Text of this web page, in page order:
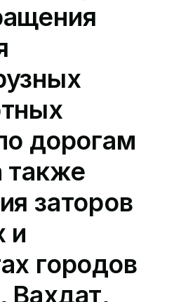
дорогам
также
заторов
и
городов
Вахдат,